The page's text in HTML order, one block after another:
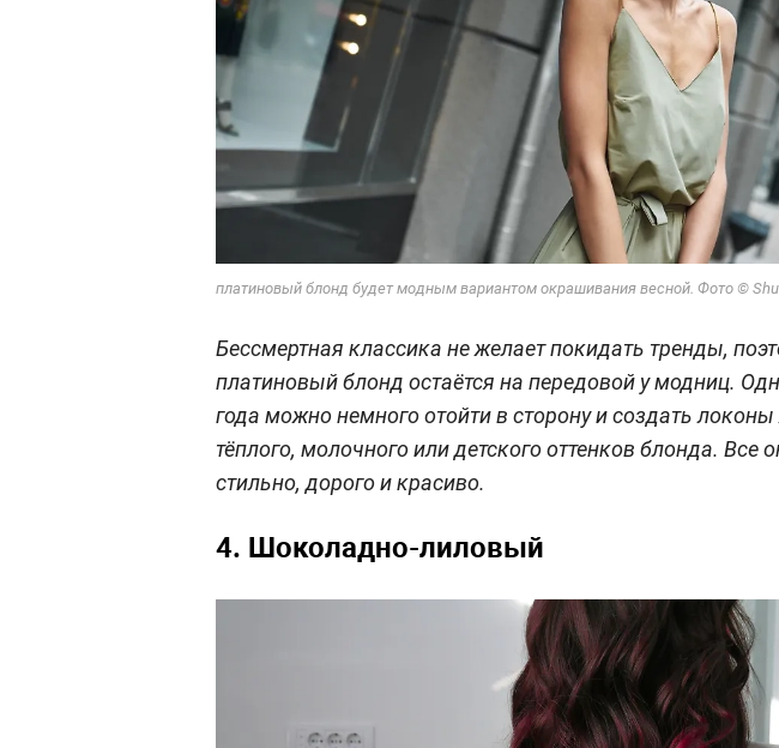
платиновый блонд будет модным вариантом окрашивания весной. Фото ©
Бессмертная классика не желает покидать тренды,
платиновый блонд остаётся на передовой у модниц.
года можно немного отойти в сторону и создать
тёплого, молочного или детского оттенков блонда. Все
стильно, дорого и красиво.
4. Шоколадно-лиловый